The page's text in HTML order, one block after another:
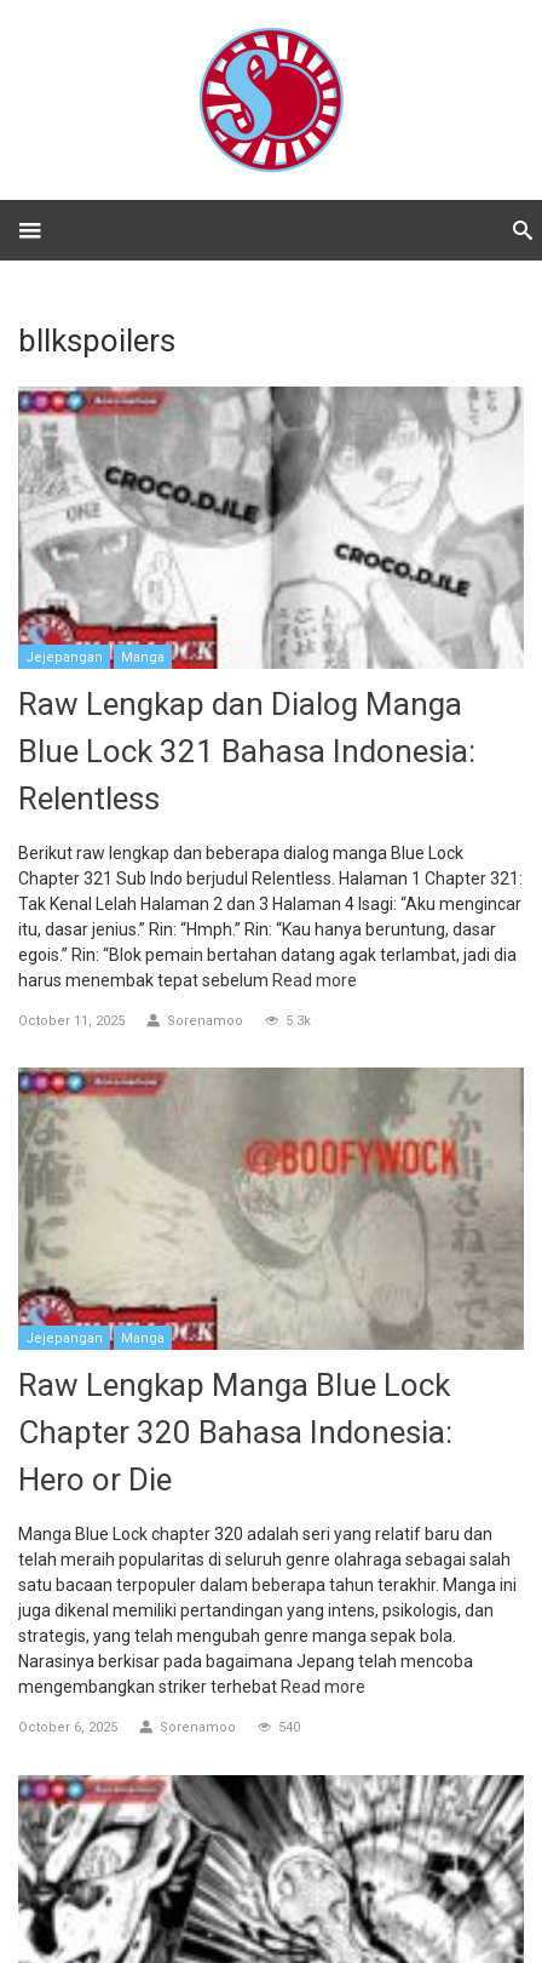
bllkspoilers
Jejepangan Manga
Raw Lengkap dan Dialog Manga
Blue Lock 321 Bahasa Indonesia:
Relentless
Berikut raw lengkap dan beberapa dialog manga Blue Lock
Chapter 321 Sub Indo berjudul Relentless. Halaman 1 Chapter 321:
Tak Kenal Lelah Halaman 2 dan 3 Halaman 4 Isagi: “Aku mengincar
itu, dasar jenius.” Rin: “Hmph.” Rin: “Kau hanya beruntung, dasar
egois.” Rin: “Blok pemain bertahan datang agak terlambat, jadi dia
harus menembak tepat sebelum Read more
October 11, 2025 Sorenamoo 5.3k
Jejepangan Manga
Raw Lengkap Manga Blue Lock
Chapter 320 Bahasa Indonesia:
Hero or Die
Manga Blue Lock chapter 320 adalah seri yang relatif baru dan
telah meraih popularitas di seluruh genre olahraga sebagai salah
satu bacaan terpopuler dalam beberapa tahun terakhir. Manga ini
juga dikenal memiliki pertandingan yang intens, psikologis, dan
strategis, yang telah mengubah genre manga sepak bola.
Narasinya berkisar pada bagaimana Jepang telah mencoba
mengembangkan striker terhebat Read more
October 6, 2025 Sorenamoo 540